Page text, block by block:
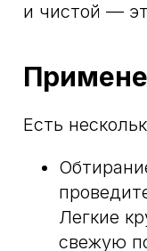
и чистой —
Есть
Легкие
свежую